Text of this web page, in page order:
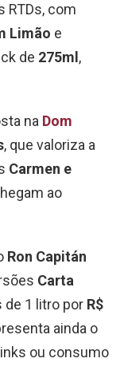
RTDs, com
Limão e
de 275ml ,
na Dom
, que valoriza a
Carmen e
ao
Ron Capitán
Carta
de 1 litro por R$
ainda o
ou consumo